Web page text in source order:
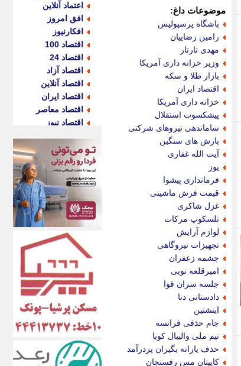
موضوعات داغ:
باشگاه پرسپولیس
رامین رضاییان
مهدی تارتار
وزیر خزانه داری آمریکا
بازار طلا و سکه
اقتصاد ایران
خزانه داری آمریکا
پیشکسوت استقلال
ساماندهی نیروهای شرکتی
بارش های سنگین
آیت الله غفاری
یوز
فرمانداری پیشوا
قیمت فرش ماشینی
غزل شاکری
تلسکوپ مرکات
لوازم آرایش
تجهیزات نیروگاهی
چشمه زعفران
امیرقلعه نویی
جلسه سران قوا
دادستانی دنا
اینشتین
جام حذفی فرانسه
تیم ملی والیبال کوبا
حذف یارانه بگیران پردرآمد
کاپیتان مس رفسنجان
اعتماد آنلاین
افق امروز
افکارنیوز
اقتصاد 100
اقتصاد 24
اقتصاد آزاد
اقتصاد آنلاین
اقتصاد ایران
اقتصاد معاصر
اقتصاد نیوز
اکوفارس
اکونگار
اکونیوز
الف
انتشار آنلاین
اندیشه قرن
اندیشه معاصر
اندیشه ها
انرژی پرس
ای استخدام
ایتنا
ایراف
ایران آرت
ایران آنلاین
ایران زندگی
ایران فوری
ایرانی روز